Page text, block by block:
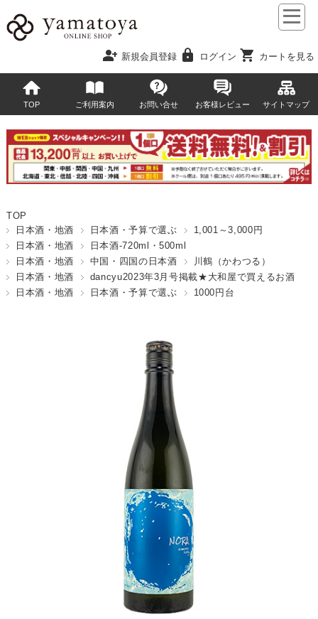
person_add 新規会員登録 lock ログイン shopping_cart カートを見る
TOP ご利用案内 お問い合せ お客様レビュー サイトマップ
TOP
日本酒・地酒
日本酒・予算で選ぶ
1,001～3,000円
日本酒・地酒
日本酒-720ml・500ml
日本酒・地酒
中国・四国の日本酒
川鶴（かわつる）
日本酒・地酒
dancyu2023年3月号掲載★大和屋で買えるお酒
日本酒・地酒
日本酒・予算で選ぶ 1000円台